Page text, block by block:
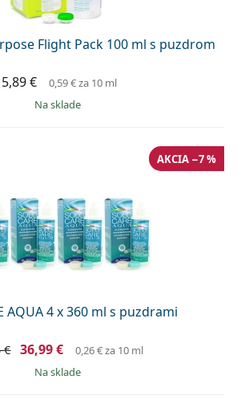
Flight Pack 100 ml s puzdrom
5,89 € 0,59 €za 10 ml
na sklade
AQUA 4 x 360 ml s puzdrami
AKCIA −7 %
€ 36,99 € 0,26 €za 10 ml
na sklade